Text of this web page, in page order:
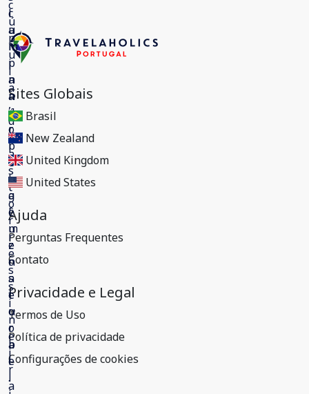
Sites Globais
Brasil
New Zealand
United Kingdom
United States
Ajuda
Perguntas Frequentes
Contato
Privacidade e Legal
Termos de Uso
Política de privacidade
Configurações de cookies